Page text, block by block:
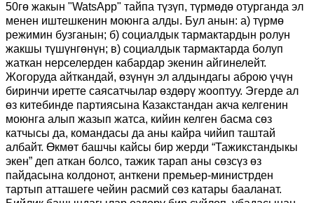
50гө жакын "WatsApp" тайпа түзүп, түрмөдө отурганда эл
менен иштешкенин моюнга алды. Бул анын: а) түрмө
режимин бузганын; б) социалдык тармактардын ролун
жакшы түшүнгөнүн; в) социалдык тармактарда болуп
жаткан нерселерден кабардар экенин айгинелейт.
Жогоруда айткандай, өзүнүн эл алдындагы аброю үчүн
биринчи иретте саясатчылар өздөрү жооптуу. Эгерде ал
өз китебинде партиясына Казакстандан акча келгенин
моюнга алып жазып жатса, кийин келген басма сөз
катчысы да, командасы да аны кайра чийип таштай
албайт. Өкмөт башчы кайсы бир жерди “Тажикстандыкы
экен” деп аткан болсо, тажик тарап аны сөзсүз өз
пайдасына колдонот, анткени премьер-министрден
тартып атташеге чейин расмий сөз катары бааланат.